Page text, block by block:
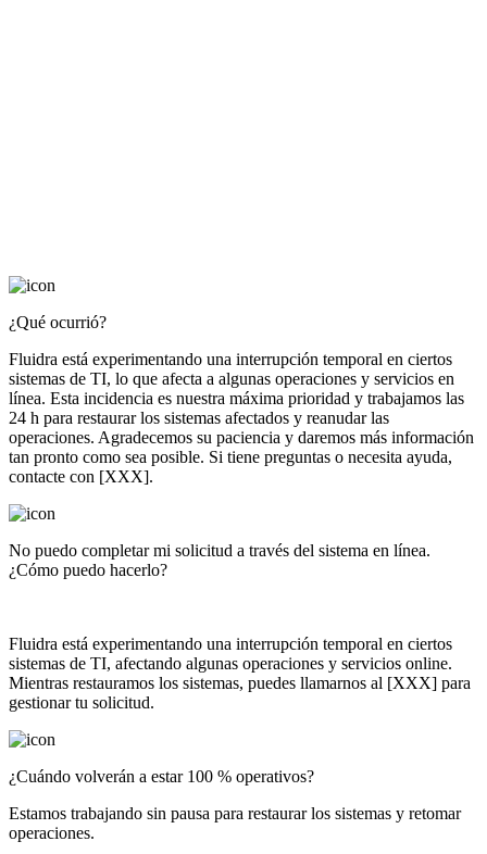
¿Qué ocurrió?
Fluidra está experimentando una interrupción temporal en ciertos
sistemas de TI, lo que afecta a algunas operaciones y servicios en
línea. Esta incidencia es nuestra máxima prioridad y trabajamos las
24 h para restaurar los sistemas afectados y reanudar las
operaciones. Agradecemos su paciencia y daremos más información
tan pronto como sea posible. Si tiene preguntas o necesita ayuda,
contacte con [XXX].
No puedo completar mi solicitud a través del sistema en línea.
¿Cómo puedo hacerlo?
Fluidra está experimentando una interrupción temporal en ciertos
sistemas de TI, afectando algunas operaciones y servicios online.
Mientras restauramos los sistemas, puedes llamarnos al [XXX] para
gestionar tu solicitud.
¿Cuándo volverán a estar 100 % operativos?
Estamos trabajando sin pausa para restaurar los sistemas y retomar
operaciones.